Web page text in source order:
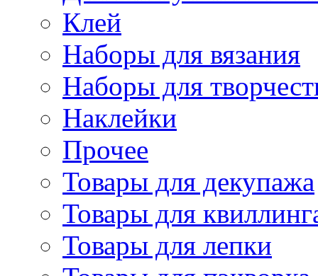
Клей
Наборы для вязания
Наборы для
Наклейки
Прочее
Товары для декупажа
Товары для
Товары для лепки